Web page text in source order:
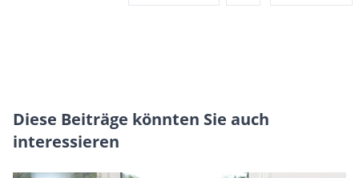
Diese Beiträge könnten Sie auch
interessieren